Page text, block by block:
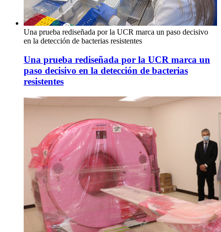
Una prueba rediseñada por la UCR marca un paso decisivo
en la detección de bacterias resistentes
Una prueba rediseñada por la UCR marca un
paso decisivo en la detección de bacterias
resistentes